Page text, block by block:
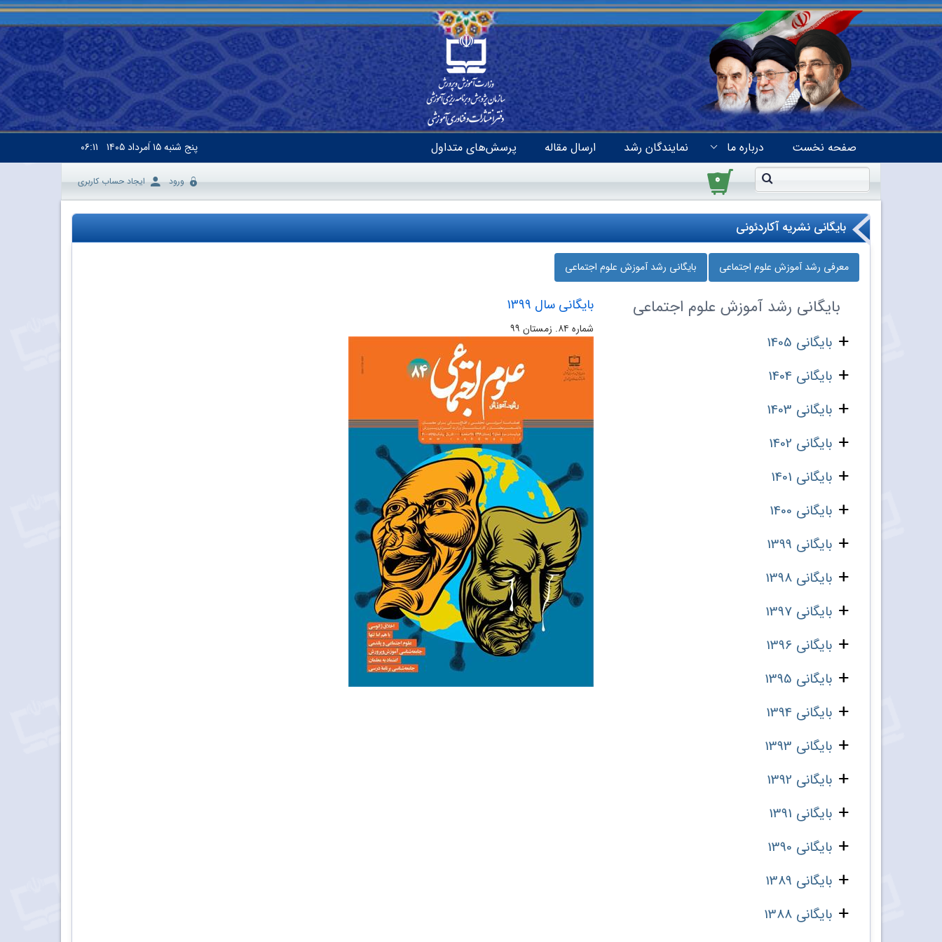
صفحه نخست درباره ما نمایندگان رشد ارسال مقاله پرسش‌های متداول پنج شنبه۱۵ اَمرداد ۱۴۰۵ ۰۶:۱۱
۰ ورود ایجاد حساب کاربری
بایگانی نشریه آکاردئونی
معرفی رشد آموزش علوم اجتماعی بایگانی رشد آموزش علوم اجتماعی
بایگانی رشد آموزش علوم اجتماعی
بایگانی 1405
بایگانی 1404
بایگانی 1403
بایگانی 1402
بایگانی 1401
بایگانی 1400
بایگانی 1399
بایگانی 1398
بایگانی 1397
بایگانی 1396
بایگانی 1395
بایگانی 1394
بایگانی 1393
بایگانی 1392
بایگانی 1391
بایگانی 1390
بایگانی 1389
بایگانی 1388
بایگانی سال 1399
شماره ۸۴. زمستان ۹۹